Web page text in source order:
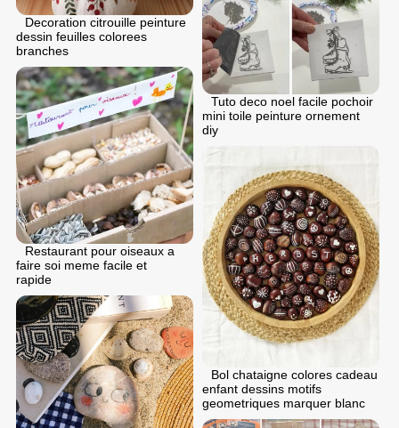
Tuto deco noel facile pochoir
mini toile peinture ornement
diy
Decoration citrouille peinture
dessin feuilles colorees
branches
Restaurant pour oiseaux a
faire soi meme facile et
rapide
Bol chataigne colores cadeau
enfant dessins motifs
geometriques marquer blanc